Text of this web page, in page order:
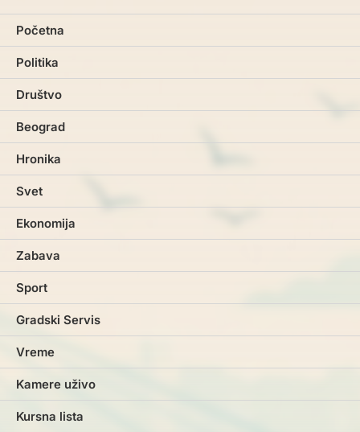
Početna
Politika
Društvo
Beograd
Hronika
Svet
Ekonomija
Zabava
Sport
Gradski Servis
Vreme
Kamere uživo
Kursna lista